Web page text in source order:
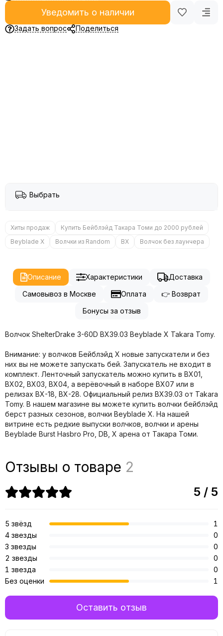
Уведомить о наличии
Задать вопрос Поделиться
Выбрать
Хиты продаж
Купить Бейблэйд Такара Томи до 2000 рублей
Beyblade X
Волчки из Random BX Волчок без лаунчера
Описание Характеристики
Доставка
Самовывоз в Москве
Оплата
👉 Возврат
Бонусы за отзыв
Волчок ShelterDrake 3-60D BX39.03 Beyblade X Takara Tomy.
Внимание: у волчков Бейблэйд X новые запускатели и без
них вы не можете запускать бей. Запускатель не входит в
комплект. Ленточный запускатель можно купить в BX01,
BX02, BX03, BX04, а верёвочный в наборе BX07 или в
релизах BX-18, BX-28. Официальный релиз BX39.03 от Takara
Tomy. В нашем магазине вы можете купить волчки бейблэйд
берст разных сезонов, волчки Beyblade X. На нашей
витрине есть редкие выпуски волчков, волчки и арены
Beyblade Burst Hasbro Pro, DB, X арена от Такара Томи.
Отзывы о товаре 2
5 / 5
5 звёзд
1
4 звезды
0
3 звезды
0
2 звезды
0
1 звезда
0
Без оценки
1
Оставить отзыв